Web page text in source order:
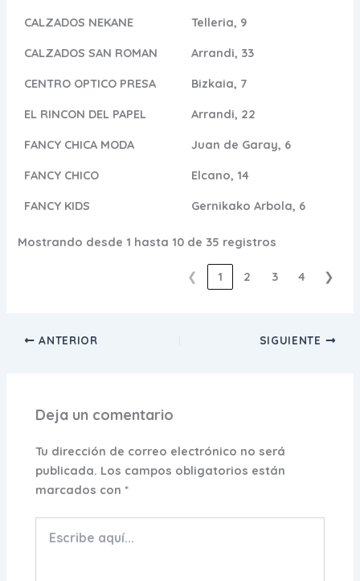
CALZADOS NEKANE
Telleria, 9
CALZADOS SAN ROMAN
Arrandi, 33
CENTRO OPTICO PRESA
Bizkaia, 7
EL RINCON DEL PAPEL
Arrandi, 22
FANCY CHICA MODA
Juan de Garay, 6
FANCY CHICO
Elcano, 14
FANCY KIDS
Gernikako Arbola, 6
Mostrando desde 1 hasta 10 de 35 registros
❮ 1 2 3 4 ❯
ANTERIOR SIGUIENTE
Deja un comentario
Tu dirección de correo electrónico no será
publicada. Los campos obligatorios están
marcados con*
aquí...